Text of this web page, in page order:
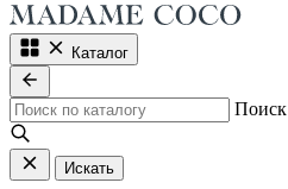
Каталог
Поиск
Искать